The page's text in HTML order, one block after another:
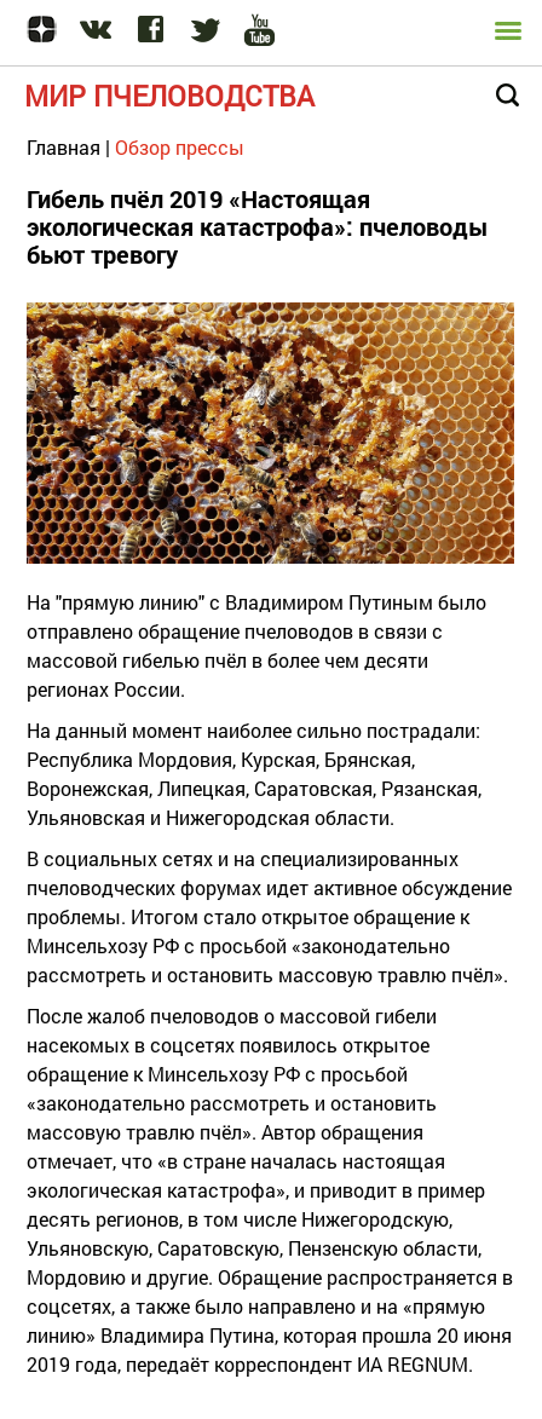
МИР ПЧЕЛОВОДСТВА
Главная | Обзор прессы
Гибель пчёл 2019 «Настоящая
экологическая катастрофа»: пчеловоды
бьют тревогу
На "прямую линию" с Владимиром Путиным было
отправлено обращение пчеловодов в связи с
массовой гибелью пчёл в более чем десяти
регионах России.
На данный момент наиболее сильно пострадали:
Республика Мордовия, Курская, Брянская,
Воронежская, Липецкая, Саратовская, Рязанская,
Ульяновская и Нижегородская области.
В социальных сетях и на специализированных
пчеловодческих форумах идет активное обсуждение
проблемы. Итогом стало открытое обращение к
Минсельхозу РФ с просьбой «законодательно
рассмотреть и остановить массовую травлю пчёл».
После жалоб пчеловодов о массовой гибели
насекомых в соцсетях появилось открытое
обращение к Минсельхозу РФ с просьбой
«законодательно рассмотреть и остановить
массовую травлю пчёл». Автор обращения
отмечает, что «в стране началась настоящая
экологическая катастрофа», и приводит в пример
десять регионов, в том числе Нижегородскую,
Ульяновскую, Саратовскую, Пензенскую области,
Мордовию и другие. Обращение распространяется в
соцсетях, а также было направлено и на «прямую
линию» Владимира Путина, которая прошла 20 июня
2019 года, передаёт корреспондент ИА REGNUM.